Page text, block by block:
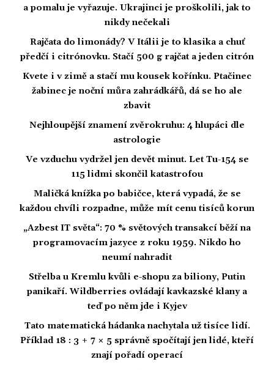
a pomalu je vyřazuje. Ukrajinci je proškolili, jak to
nikdy nečekali
Rajčata do limonády? V Itálii je to klasika a chuť
předčí i citrónovku. Stačí 500 g rajčat a jeden citrón
Kvete i v zimě a stačí mu kousek kořínku. Ptačinec
žabinec je noční můra zahrádkářů, dá se ho ale
zbavit
Nejhloupější znamení zvěrokruhu: 4 hlupáci dle
astrologie
Ve vzduchu vydržel jen devět minut. Let Tu-154 se
115 lidmi skončil katastrofou
Maličká knížka po babičce, která vypadá, že se
každou chvíli rozpadne, může mít cenu tisíců korun
„Azbest IT světa“: 70 % světových transakcí běží na
programovacím jazyce z roku 1959. Nikdo ho
neumí nahradit
Střelba u Kremlu kvůli e-shopu za biliony, Putin
panikaří. Wildberries ovládají kavkazské klany a
teď po něm jde i Kyjev
Tato matematická hádanka nachytala už tisíce lidí.
Příklad 18 : 3 + 7 × 5 správně spočítají jen lidé, kteří
znají pořadí operací